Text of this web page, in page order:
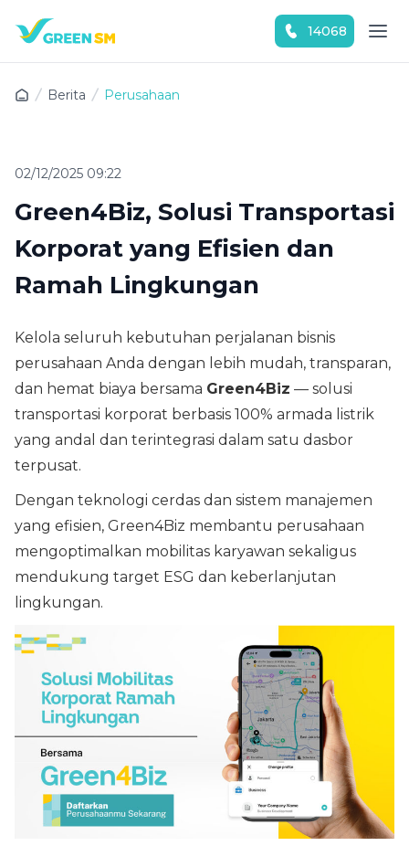
14068
Berita Perusahaan
02/12/2025 09:22
Green4Biz, Solusi Transportasi
Korporat yang Efisien dan
Ramah Lingkungan
Kelola seluruh kebutuhan perjalanan bisnis
perusahaan Anda dengan lebih mudah, transparan,
dan hemat biaya bersama Green4Biz — solusi
transportasi korporat berbasis 100% armada listrik
yang andal dan terintegrasi dalam satu dasbor
terpusat.
Dengan teknologi cerdas dan sistem manajemen
yang efisien, Green4Biz membantu perusahaan
mengoptimalkan mobilitas karyawan sekaligus
mendukung target ESG dan keberlanjutan
lingkungan.